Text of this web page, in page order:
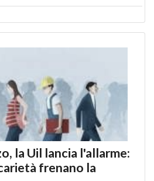
la Uil lancia l'allarme:
frenano la